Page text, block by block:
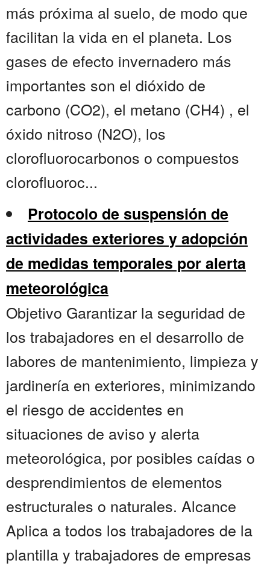
más próxima al suelo, de modo que
facilitan la vida en el planeta. Los
gases de efecto invernadero más
importantes son el dióxido de
carbono (CO2), el metano (CH4) , el
óxido nitroso (N2O), los
clorofluorocarbonos o compuestos
clorofluoroc...
Protocolo de suspensión de
actividades exteriores y adopción
de medidas temporales por alerta
meteorológica
Objetivo Garantizar la seguridad de
los trabajadores en el desarrollo de
labores de mantenimiento, limpieza y
jardinería en exteriores, minimizando
el riesgo de accidentes en
situaciones de aviso y alerta
meteorológica, por posibles caídas o
desprendimientos de elementos
estructurales o naturales. Alcance
Aplica a todos los trabajadores de la
plantilla y trabajadores de empresas